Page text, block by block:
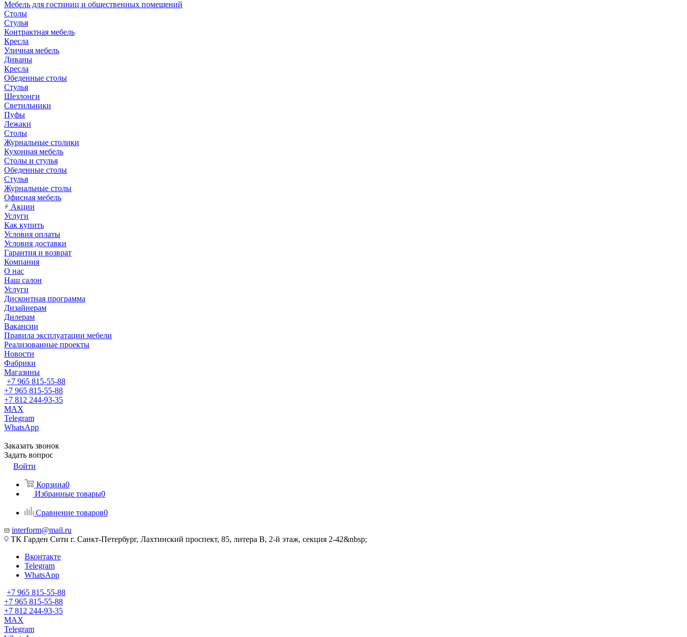
Мебель для гостиниц и общественных помещений
Столы
Стулья
Контрактная мебель
Кресла
Уличная мебель
Диваны
Кресла
Обеденные столы
Стулья
Шезлонги
Светильники
Пуфы
Лежаки
Столы
Журнальные столики
Кухонная мебель
Столы и стулья
Обеденные столы
Стулья
Журнальные столы
Офисная мебель
Акции
Услуги
Как купить
Условия оплаты
Условия доставки
Гарантия и возврат
Компания
О нас
Наш салон
Услуги
Дисконтная программа
Дизайнерам
Дилерам
Вакансии
Правила эксплуатации мебели
Реализованные проекты
Новости
Фабрики
Магазины
+7 965 815-55-88
+7 965 815-55-88
+7 812 244-93-35
MAX
Telegram
WhatsApp
Заказать звонок
Задать вопрос
Войти
Корзина0
Избранные товары0
Сравнение товаров0
interform@mail.ru
ТК Гарден Сити г. Санкт-Петербург, Лахтинский проспект, 85, литера В, 2-й этаж, секция 2-42&nbsp;
Вконтакте
Telegram
WhatsApp
+7 965 815-55-88
+7 965 815-55-88
+7 812 244-93-35
MAX
Telegram